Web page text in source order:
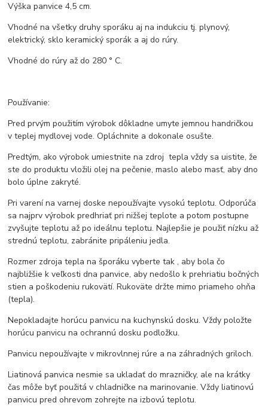
Výška panvice 4,5 cm.
Vhodné na všetky druhy sporáku aj na indukciu tj. plynový,
elektrický, sklo keramický sporák a aj do rúry.
Vhodné do rúry až do 280 ° C.
Používanie:
Pred prvým použitím výrobok dôkladne umyte jemnou handričkou
v teplej mydlovej vode. Opláchnite a dokonale osušte.
Predtým, ako výrobok umiestnite na zdroj tepla vždy sa uistite, že
ste do produktu vložili olej na pečenie, maslo alebo masť, aby dno
bolo úplne zakryté.
Pri varení na varnej doske nepoužívajte vysokú teplotu. Odporúča
sa najprv výrobok predhriať pri nižšej teplote a potom postupne
zvyšujte teplotu až po ideálnu teplotu. Najlepšie je použiť nízku až
strednú teplotu, zabránite pripáleniu jedla.
Rozmer zdroja tepla na šporáku vyberte tak , aby bola čo
najbližšie k veľkosti dna panvice, aby nedošlo k prehriatiu bočných
stien a poškodeniu rukovätí. Rukoväte držte mimo priameho ohňa
(tepla).
Nepokladajte horúcu panvicu na kuchynskú dosku. Vždy položte
horúcu panvicu na ochrannú dosku podložku.
Panvicu nepoužívajte v mikrovlnnej rúre a na záhradných griloch.
Liatinová panvica nesmie sa ukladať do mrazničky, ale na krátky
čas môže byť použitá v chladničke na marinovanie. Vždy liatinovú
panvicu pred ohrevom zohrejte na izbovú teplotu.